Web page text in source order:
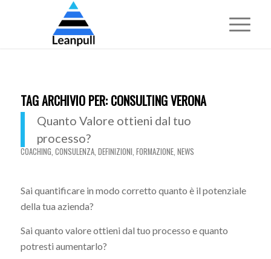
TAG ARCHIVIO PER: CONSULTING VERONA
Quanto Valore ottieni dal tuo
processo?
COACHING CONSULENZA, DEFINIZIONI FORMAZIONE, NEWS
Sai quantificare in modo corretto quanto è il potenziale
della tua azienda?
Sai quanto valore ottieni dal tuo processo e quanto
potresti aumentarlo?